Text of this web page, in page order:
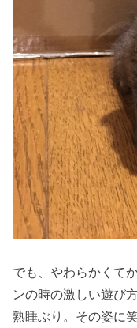
でも、やわらかくて
ンの時の激しい遊び
熟睡ぶり。その姿に